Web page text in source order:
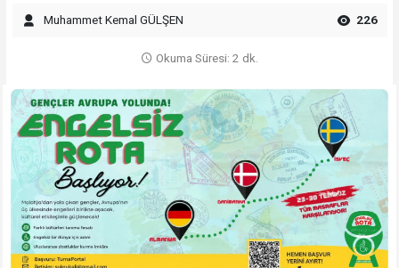
Muhammet Kemal GÜLŞEN 226
Okuma Süresi: 2 dk.